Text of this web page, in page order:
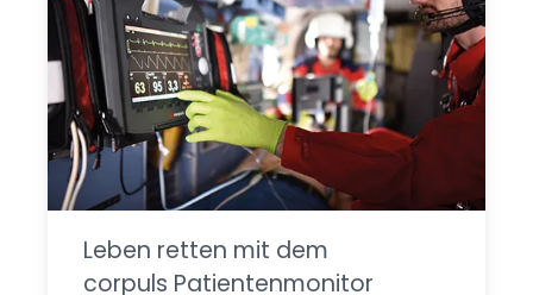
Leben retten mit dem
corpuls Patientenmonitor